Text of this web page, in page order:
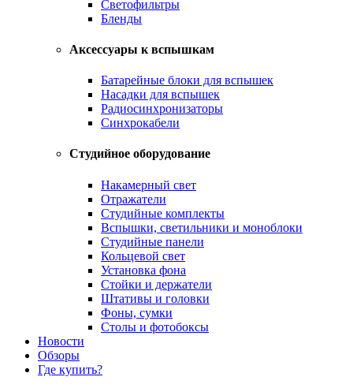
Светофильтры
Бленды
Аксессуары к вспышкам
Батарейные блоки для вспышек
Насадки для вспышек
Радиосинхронизаторы
Синхрокабели
Студийное оборудование
Накамерный свет
Отражатели
Студийные комплекты
Вспышки, светильники и моноблоки
Студийные панели
Кольцевой свет
Установка фона
Стойки и держатели
Штативы и головки
Фоны, сумки
Столы и фотобоксы
Новости
Обзоры
Где купить?